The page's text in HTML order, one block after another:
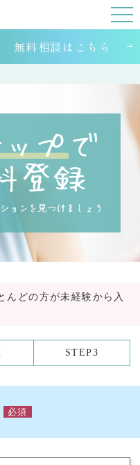
無料相談はこちら
んどの方が未経験から入
STEP3
必須